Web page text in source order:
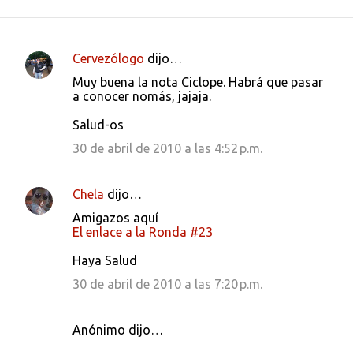
C
a
Cervezólogo dijo…
Muy buena la nota Ciclope. Habrá que pasar
a conocer nomás, jajaja.
Salud-os
30 de abril de 2010 a las 4:52 p.m.
Chela dijo…
Amigazos aquí
El enlace a la Ronda #23
Haya Salud
30 de abril de 2010 a las 7:20 p.m.
Anónimo dijo…